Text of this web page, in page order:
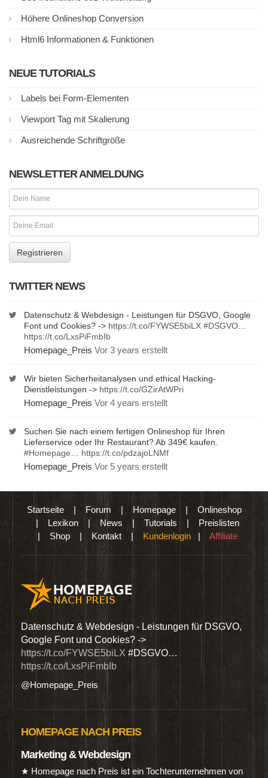
Höhere Onlineshop Conversion
Html6 Informationen & Funktionen
NEUE TUTORIALS
Labels bei Form-Elementen
Viewport Tag mit Skalierung
Ausreichende Schriftgröße
NEWSLETTER ANMELDUNG
TWITTER NEWS
Datenschutz & Webdesign - Leistungen für DSGVO, Google
Font und Cookies? -> https://t.co/FYWSE5biLX #DSGVO
https://t.co/LxsPiFmbIb
Homepage_Preis Vor 3 years erstellt
Wir bieten Sicherheitanalysen und ethical Hacking-
Dienstleistungen -> https://t.co/GZirAtWPri
Homepage_Preis Vor 4 years erstellt
Suchen Sie nach einem fertigen Onlineshop für Ihren
Lieferservice oder Ihr Restaurant? Ab 349€ kaufen.
#Homepage
https://t.co/pdzajoLNMf
Homepage_Preis Vor 5 years erstellt
Startseite| Forum | Homepage| Onlineshop
| Lexikon | News | Tutorials | Preislisten
| Shop | Kontakt | Kundenlogin | Affiliate
Datenschutz & Webdesign - Leistungen für DSGVO,
Google Font und Cookies? ->
https://t.co/FYWSE5biLX #DSGVO…
https://t.co/LxsPiFmbIb
@Homepage_Preis
HOMEPAGE NACH PREIS
Marketing & Webdesign
★ Homepage nach Preis ist ein Tochterunternehmen von